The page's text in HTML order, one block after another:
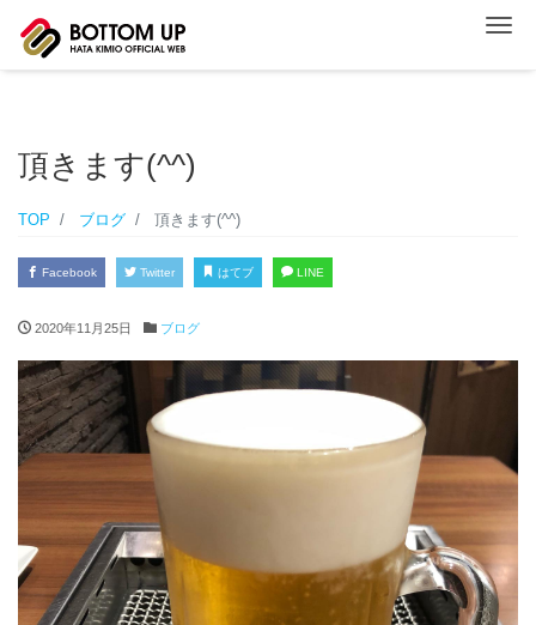
ナ
頂きます(^^)
TOP ブログ 頂きます(^^)
Facebook Twitter はてブ LINE
2020年11月25日 ブログ